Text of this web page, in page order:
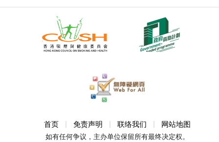
首页 免责声明 联络我们 网站地图
如有任何争议，主办单位保留所有最终决定权。